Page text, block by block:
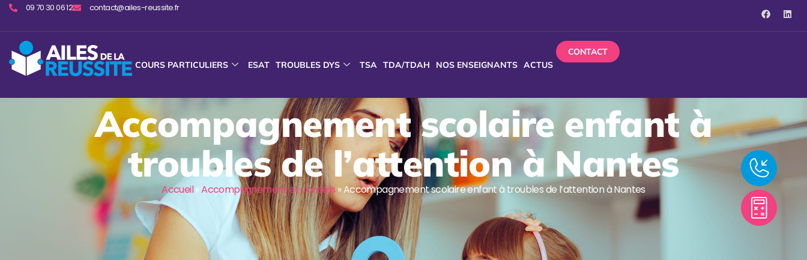
09 70 30 06 12 contact@ailes-reussite.fr
COURS PARTICULIERS ESAT TROUBLES DYS TSA TDA/TDAH NOS ENSEIGNANTS ACTUS
CONTACT
Accompagnement scolaire enfant à
troubles de l’attention à Nantes
Accueil»Accompagnement et conseils »Accompagnement scolaire enfant à troubles de l’attention à Nantes